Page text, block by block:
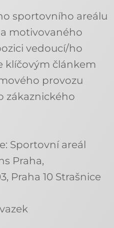
sportovního areálu
motivovaného
vedoucí/ho
klíčovým článkem
provozu
zákaznického
Sportovní areál
Praha,
Praha 10 Strašnice